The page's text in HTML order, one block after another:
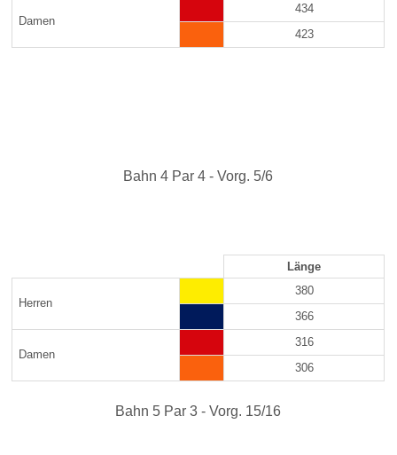
Damen
434
423
Bahn 4 Par 4 - Vorg. 5/6
Länge
Herren
380
366
Damen
316
306
Bahn 5 Par 3 - Vorg. 15/16